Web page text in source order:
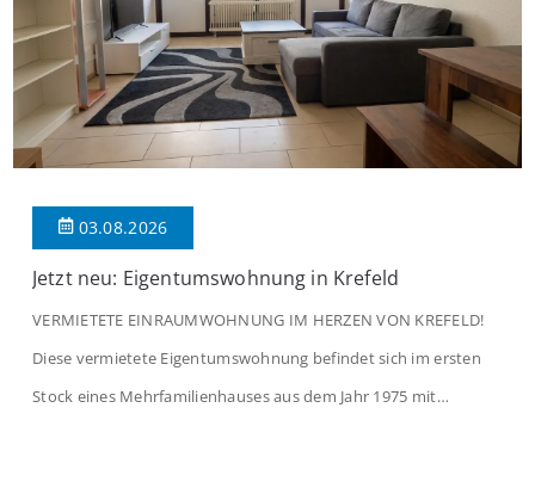
03.08.2026
Jetzt neu: Eigentumswohnung in Krefeld
VERMIETETE EINRAUMWOHNUNG IM HERZEN VON KREFELD!
Diese vermietete Eigentumswohnung befindet sich im ersten
Stock eines Mehrfamilienhauses aus dem Jahr 1975 mit